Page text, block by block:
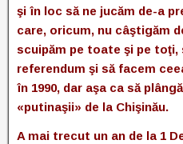
şi în loc să ne jucăm de-a
care, oricum, nu câştigăm
scuipăm pe toate şi pe toţi,
referendum şi să facem
în 1990, dar aşa ca să
«putinaşii» de la Chişinău.
A mai trecut un an de la 1